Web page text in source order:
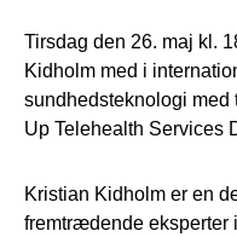
Tirsdag den 26. maj kl.
Kidholm med i
sundhedsteknologi med
Up Telehealth Services
Kristian Kidholm er en
fremtrædende eksperter